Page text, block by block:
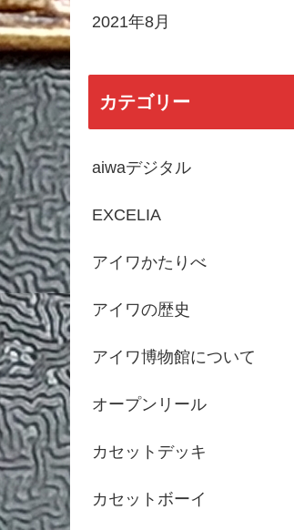
2021年8月
カテゴリー
aiwaデジタル
EXCELIA
アイワかたりべ
アイワの歴史
アイワ博物館について
オープンリール
カセットデッキ
カセットボーイ